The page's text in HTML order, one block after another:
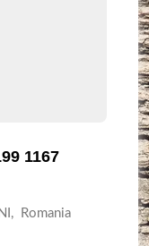
1167
, Romania